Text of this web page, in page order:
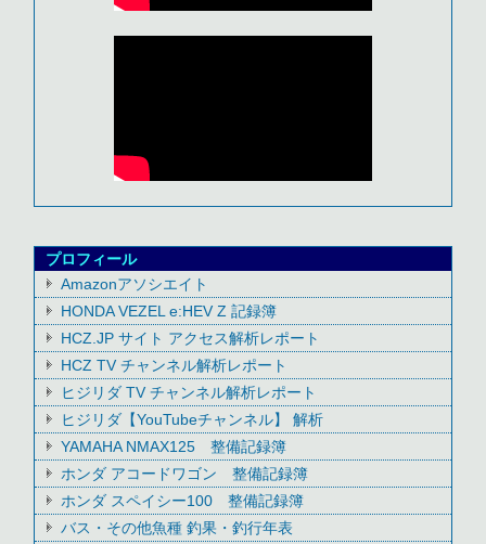
プロフィール
Amazonアソシエイト
HONDA VEZEL e:HEV Z 記録簿
HCZ.JP サイト アクセス解析レポート
HCZ TV チャンネル解析レポート
ヒジリダ TV チャンネル解析レポート
ヒジリダ【YouTubeチャンネル】 解析
YAMAHA NMAX125 整備記録簿
ホンダ アコードワゴン 整備記録簿
ホンダ スペイシー100 整備記録簿
バス・その他魚種 釣果・釣行年表